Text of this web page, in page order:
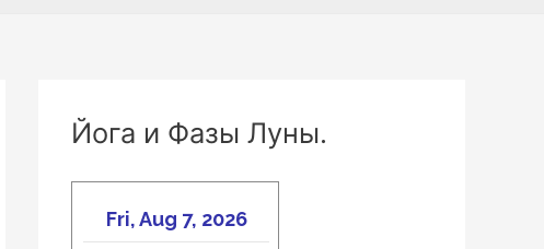
Йога и Фазы Луны.